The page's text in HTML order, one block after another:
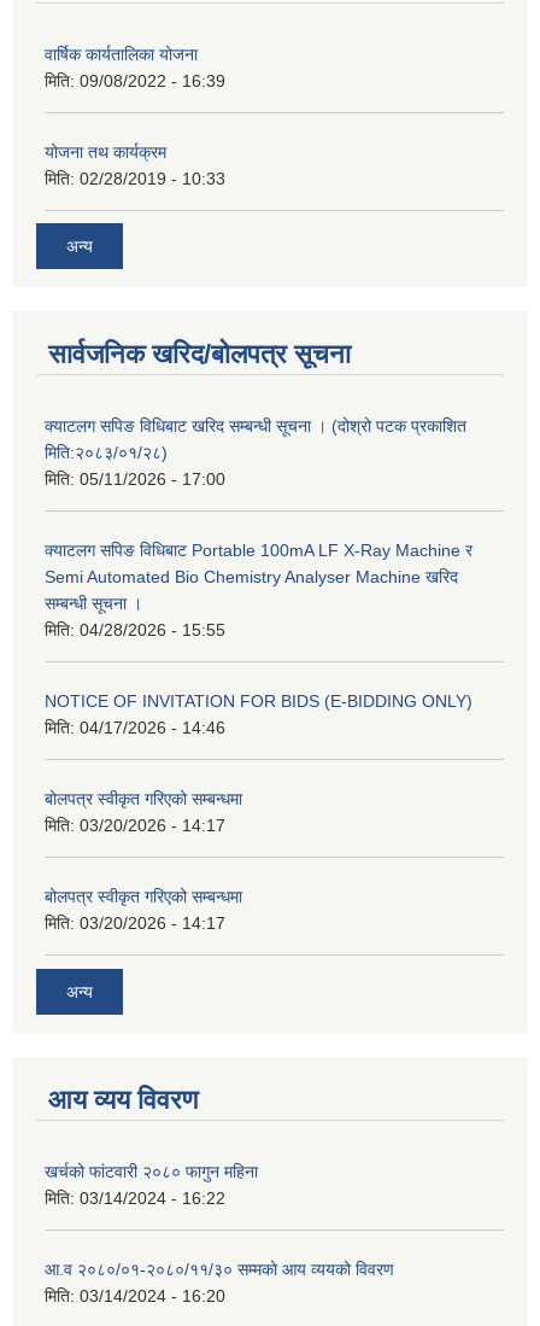
वार्षिक कार्यतालिका योजना
मिति: 09/08/2022 - 16:39
योजना तथ कार्यक्रम
मिति: 02/28/2019 - 10:33
अन्य
सार्वजनिक खरिद/बोलपत्र सूचना
क्याटलग सपिङ विधिबाट खरिद सम्बन्धी सूचना । (दोश्रो पटक प्रकाशित
मिति:२०८३/०१/२८)
मिति: 05/11/2026 - 17:00
क्याटलग सपिङ विधिबाट Portable 100mA LF X-Ray Machine र
Semi Automated Bio Chemistry Analyser Machine खरिद
सम्बन्धी सूचना ।
मिति: 04/28/2026 - 15:55
NOTICE OF INVITATION FOR BIDS (E-BIDDING ONLY)
मिति: 04/17/2026 - 14:46
बोलपत्र स्वीकृत गरिएको सम्बन्धमा
मिति: 03/20/2026 - 14:17
बोलपत्र स्वीकृत गरिएको सम्बन्धमा
मिति: 03/20/2026 - 14:17
अन्य
आय व्यय विवरण
खर्चको फांटवारी २०८० फागुन महिना
मिति: 03/14/2024 - 16:22
आ.व २०८०/०१-२०८०/११/३० सम्मको आय व्ययको विवरण
मिति: 03/14/2024 - 16:20